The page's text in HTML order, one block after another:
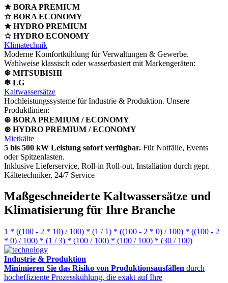
★ BORA PREMIUM
☆ BORA ECONOMY
★ HYDRO PREMIUM
☆ HYDRO ECONOMY
Klimatechnik
Moderne Komfortkühlung für Verwaltungen & Gewerbe.
Wahlweise klassisch oder wasserbasiert mit Markengeräten:
❄ MITSUBISHI
❄ LG
Kaltwassersätze
Hochleistungssysteme für Industrie & Produktion. Unsere
Produktlinien:
⊛ BORA PREMIUM / ECONOMY
⊛ HYDRO PREMIUM / ECONOMY
Mietkälte
5 bis 500 kW Leistung sofort verfügbar. Für Notfälle, Events
oder Spitzenlasten.
Inklusive Lieferservice, Roll-in Roll-out, Installation durch gepr.
Kältetechniker, 24/7 Service
Maßgeschneiderte Kaltwassersätze und
Klimatisierung für Ihre Branche
1 * ((100 - 2 * 10) / 100) * (1 / 1) * ((100 - 2 * 0) / 100) * ((100 - 2
* 0) / 100) * (1 / 3) * (100 / 100) * (100 / 100) * (30 / 100)
Industrie & Produktion
Minimieren Sie das Risiko von Produktionsausfällen durch
hocheffiziente Prozesskühlung, die exakt auf Ihre